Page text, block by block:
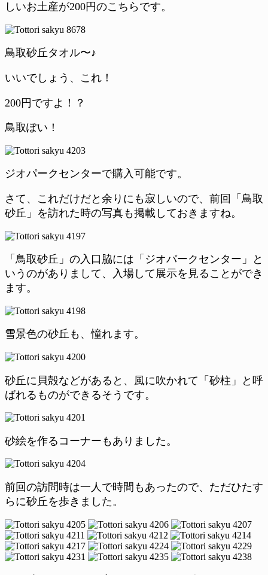
しいお土産が200円のこちらです。
鳥取砂丘タオル〜♪
いいでしょう、これ！
200円ですよ！？
鳥取ぽい！
ジオパークセンターで購入可能です。
さて、これだけだと余りにも寂しいので、前回「鳥取
砂丘」を訪れた時の写真も掲載しておきますね。
「鳥取砂丘」の入口脇には「ジオパークセンター」と
いうのがありまして、入場して展示を見ることができ
ます。
雪景色の砂丘も、憧れます。
砂丘に貝殻などがあると、風に吹かれて「砂柱」と呼
ばれるものができるそうです。
砂絵を作るコーナーもありました。
前回の訪問時は一人で時間もあったので、ただひたす
らに砂丘を歩きました。